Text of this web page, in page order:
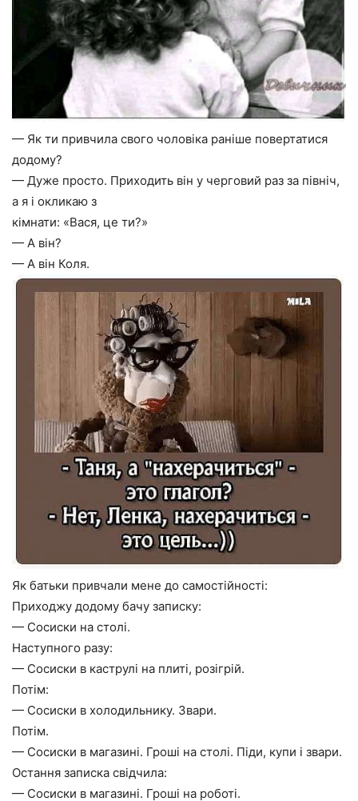
— Як ти привчила свого чоловіка раніше повертатися
додому?
— Дуже просто. Приходить він у черговий раз за північ,
а я і окликаю з
кімнати: «Вася, це ти?»
— А він?
— А він Коля.
Як батьки привчали мене до самостійності:
Приходжу додому бачу записку:
— Сосиски на столі.
Наступного разу:
— Сосиски в каструлі на плиті, розігрій.
Потім:
— Сосиски в холодильнику. Звари.
Потім.
— Сосиски в магазині. Гроші на столі. Піди, купи і звари.
Остання записка свідчила:
— Сосиски в магазині. Гроші на роботі.